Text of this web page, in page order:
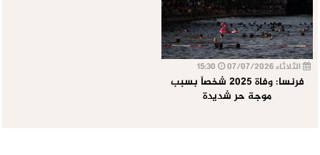
الثلاثاء 07/07/2026
فرنسا: وفاة 2025 شخصاً بسبب
موجة حر شديدة